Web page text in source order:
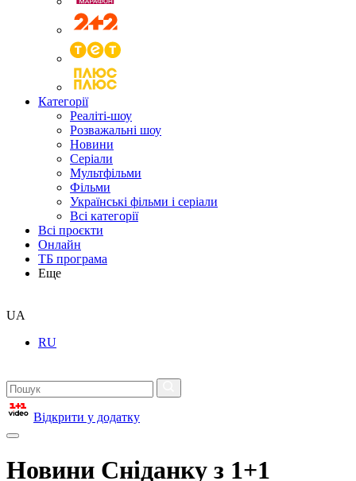
Категорії
Реаліті-шоу
Розважальні шоу
Новини
Серіали
Мультфільми
Фільми
Українські фільми і серіали
Всі категорії
Всі проєкти
Онлайн
ТБ програма
Еще
UA
RU
Відкрити у додатку
Новини Сніданку з 1+1